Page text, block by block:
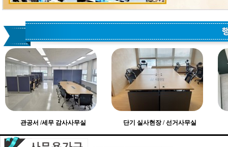
관공서 /세무 감사사무실 단기 실사현장 / 선거사무실